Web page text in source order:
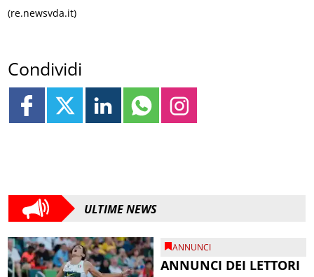
(re.newsvda.it)
Condividi
ULTIME NEWS
ANNUNCI
ANNUNCI DEI LETTORI